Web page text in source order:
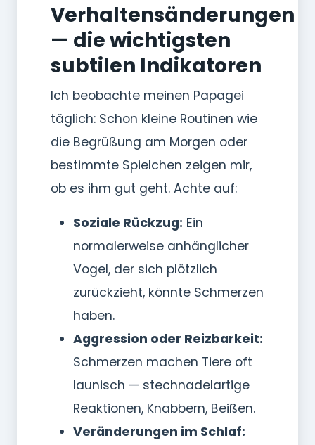
Verhaltensänderungen
— die wichtigsten
subtilen Indikatoren
Ich beobachte meinen Papagei
täglich: Schon kleine Routinen wie
die Begrüßung am Morgen oder
bestimmte Spielchen zeigen mir,
ob es ihm gut geht. Achte auf:
Soziale Rückzug: Ein
normalerweise anhänglicher
Vogel, der sich plötzlich
zurückzieht, könnte Schmerzen
haben.
Aggression oder Reizbarkeit:
Schmerzen machen Tiere oft
launisch — stechnadelartige
Reaktionen, Knabbern, Beißen.
Veränderungen im Schlaf: